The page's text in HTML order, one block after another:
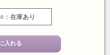
○：在庫あり